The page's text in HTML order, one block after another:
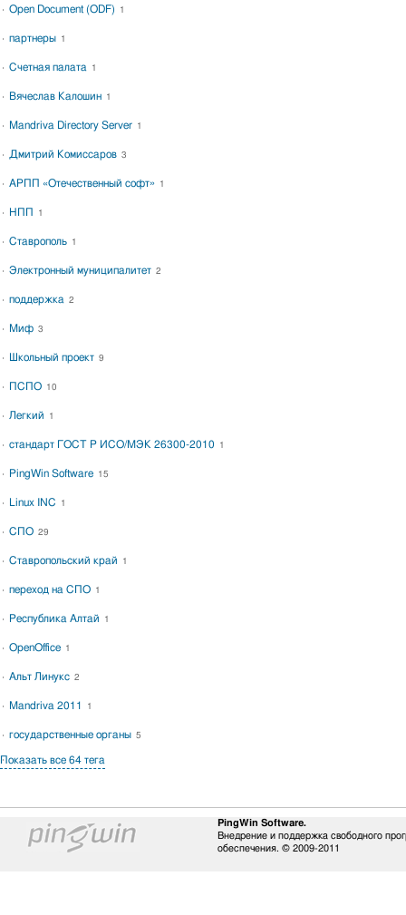
Open Document (ODF) 1
партнеры 1
Счетная палата 1
Вячеслав Калошин 1
Mandriva Directory Server 1
Дмитрий Комиссаров 3
АРПП «Отечественный софт» 1
НПП 1
Ставрополь 1
Электронный муниципалитет 2
поддержка 2
Миф 3
Школьный проект 9
ПСПО 10
Легкий 1
стандарт ГОСТ Р ИСО/МЭК 26300-2010 1
PingWin Software 15
Linux INC 1
СПО 29
Ставропольский край 1
переход на СПО 1
Республика Алтай 1
OpenOffice 1
Альт Линукс 2
Mandriva 2011 1
государственные органы 5
Показать все 64 тега
PingWin Software.
Внедрение и поддержка свободного
обеспечения. © 2009-2011